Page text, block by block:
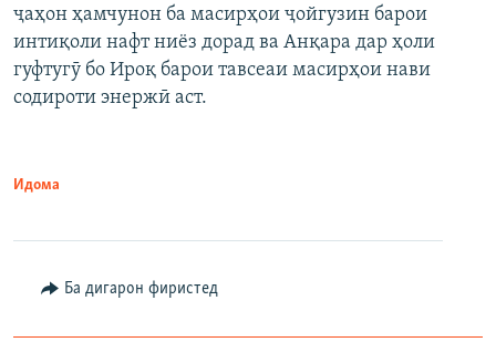
ҷаҳон ҳамчунон ба масирҳои ҷойгузин барои
интиқоли нафт ниёз дорад ва Анқара дар ҳоли
гуфтугӯ бо Ироқ барои тавсеаи масирҳои нави
содироти энержӣ аст.
Идома
Ба дигарон фиристед